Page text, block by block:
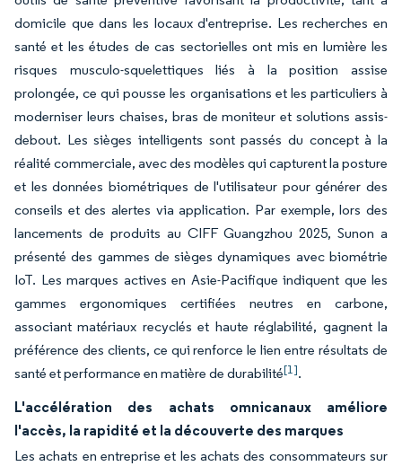
domicile que dans les locaux d'entreprise. Les recherches en
santé et les études de cas sectorielles ont mis en lumière les
risques musculo-squelettiques liés à la position assise
prolongée, ce qui pousse les organisations et les particuliers à
moderniser leurs chaises, bras de moniteur et solutions assis-
debout. Les sièges intelligents sont passés du concept à la
réalité commerciale, avec des modèles qui capturent la posture
et les données biométriques de l'utilisateur pour générer des
conseils et des alertes via application. Par exemple, lors des
lancements de produits au CIFF Guangzhou 2025, Sunon a
présenté des gammes de sièges dynamiques avec biométrie
IoT. Les marques actives en Asie-Pacifique indiquent que les
gammes ergonomiques certifiées neutres en carbone,
associant matériaux recyclés et haute réglabilité, gagnent la
préférence des clients, ce qui renforce le lien entre résultats de
santé et performance en matière de durabilité[1].
L'accélération des achats omnicanaux améliore
l'accès, la rapidité et la découverte des marques
Les achats en entreprise et les achats des consommateurs sur